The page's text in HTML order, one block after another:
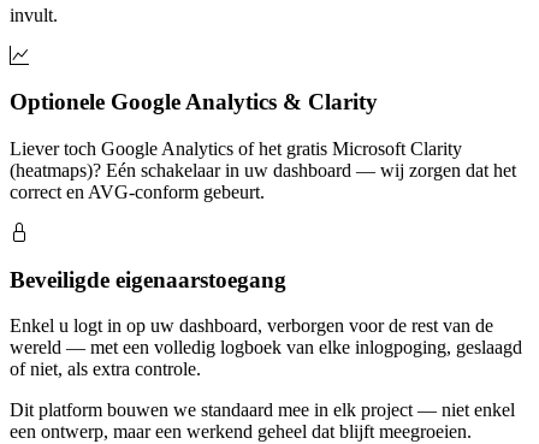
invult.
Optionele Google Analytics & Clarity
Liever toch Google Analytics of het gratis Microsoft Clarity
(heatmaps)? Eén schakelaar in uw dashboard — wij zorgen dat het
correct en AVG-conform gebeurt.
Beveiligde eigenaarstoegang
Enkel u logt in op uw dashboard, verborgen voor de rest van de
wereld — met een volledig logboek van elke inlogpoging, geslaagd
of niet, als extra controle.
Dit platform bouwen we standaard mee in elk project — niet enkel
een ontwerp, maar een werkend geheel dat blijft meegroeien.